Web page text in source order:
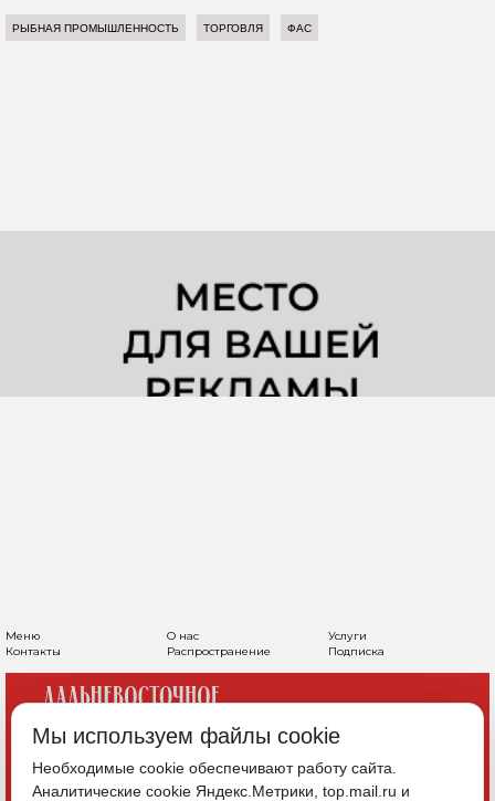
РЫБНАЯ ПРОМЫШЛЕННОСТЬ ТОРГОВЛЯ ФАС
Меню О нас
Услуги
Контакты
Распространение Подписка
Мы используем файлы cookie
Необходимые cookie обеспечивают работу сайта.
Аналитические cookie Яндекс.Метрики, top.mail.ru и